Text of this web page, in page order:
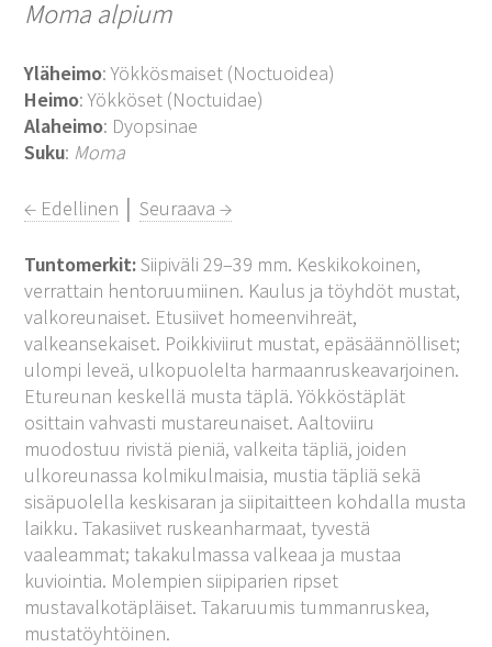
Moma alpium
Yläheimo: Yökkösmaiset (Noctuoidea)
Heimo: Yökköset (Noctuidae)
Alaheimo: Dyopsinae
Suku: Moma
← Edellinen │Seuraava →
Tuntomerkit:Siipiväli 29–39 mm. Keskikokoinen,
verrattain hentoruumiinen. Kaulus ja töyhdöt mustat,
valkoreunaiset. Etusiivet homeenvihreät,
valkeansekaiset. Poikkiviirut mustat, epäsäännölliset;
ulompi leveä, ulkopuolelta harmaanruskeavarjoinen.
Etureunan keskellä musta täplä. Yökköstäplät
osittain vahvasti mustareunaiset. Aaltoviiru
muodostuu rivistä pieniä, valkeita täpliä, joiden
ulkoreunassa kolmikulmaisia, mustia täpliä sekä
sisäpuolella keskisaran ja siipitaitteen kohdalla musta
laikku. Takasiivet ruskeanharmaat, tyvestä
vaaleammat; takakulmassa valkeaa ja mustaa
kuviointia. Molempien siipiparien ripset
mustavalkotäpläiset. Takaruumis tummanruskea,
mustatöyhtöinen.